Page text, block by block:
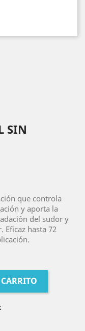
SIN
que controla
y aporta la
del sudor y
hasta 72